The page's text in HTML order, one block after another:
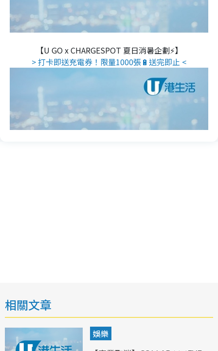
【U GO x CHARGESPOT 夏日消暑企劃⚡】
> 打卡即送充電券！限量1000張🔋送完即止 <
相關文章
娛樂